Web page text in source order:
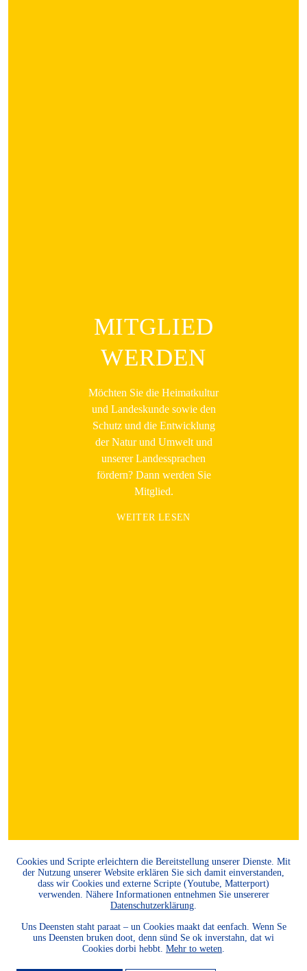
MITGLIED
WERDEN
Möchten Sie die Heimatkultur
und Landeskunde sowie den
Schutz und die Entwicklung
der Natur und Umwelt und
unserer Landessprachen
fördern? Dann werden Sie
Mitglied.
WEITER LESEN
Cookies und Scripte erleichtern die Bereitstellung unserer Dienste. Mit
der Nutzung unserer Website erklären Sie sich damit einverstanden,
dass wir Cookies und externe Scripte (Youtube, Matterport)
verwenden. Nähere Informationen entnehmen Sie unsererer
Datenschutzerklärung
Uns Deensten staht paraat – un Cookies maakt dat eenfach. Wenn Se
uns Deensten bruken doot, denn sünd Se ok inverstahn, dat wi
Cookies dorbi hebbt. Mehr to weten